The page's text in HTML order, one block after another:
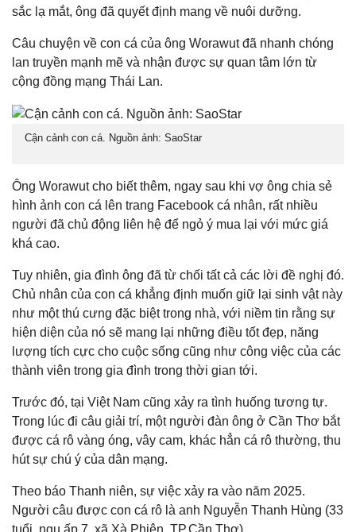
sắc lạ mắt, ông đã quyết định mang về nuôi dưỡng.
Câu chuyện về con cá của ông Worawut đã nhanh chóng
lan truyền mạnh mẽ và nhận được sự quan tâm lớn từ
cộng đồng mạng Thái Lan.
Cận cảnh con cá. Nguồn ảnh: SaoStar
Ông Worawut cho biết thêm, ngay sau khi vợ ông chia sẻ
hình ảnh con cá lên trang Facebook cá nhân, rất nhiều
người đã chủ động liên hệ để ngỏ ý mua lại với mức giá
khá cao.
Tuy nhiên, gia đình ông đã từ chối tất cả các lời đề nghị đó.
Chủ nhân của con cá khẳng định muốn giữ lại sinh vật này
như một thú cưng đặc biệt trong nhà, với niềm tin rằng sự
hiện diện của nó sẽ mang lại những điều tốt đẹp, năng
lượng tích cực cho cuộc sống cũng như công việc của các
thành viên trong gia đình trong thời gian tới.
Trước đó, tại Việt Nam cũng xảy ra tình huống tương tự.
Trong lúc đi câu giải trí, một người đàn ông ở Cần Thơ bắt
được cá rô vàng óng, vây cam, khác hẳn cá rô thường, thu
hút sự chú ý của dân mạng.
Theo báo Thanh niên, sự việc xảy ra vào năm 2025.
Người câu được con cá rô là anh Nguyễn Thanh Hùng (33
tuổi, ngụ ấp 7, xã Xà Phiên, TP.Cần Thơ).